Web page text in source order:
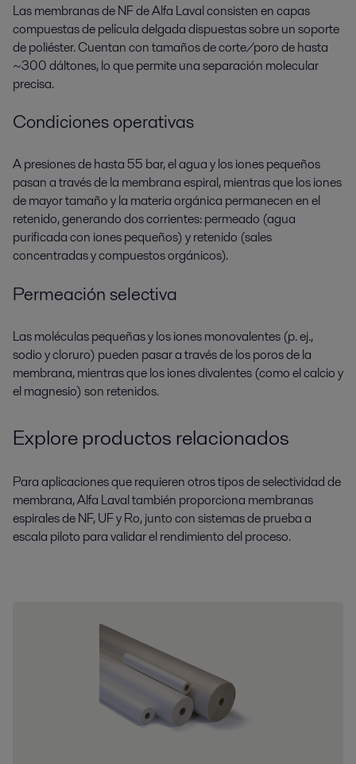
Las membranas de NF de Alfa Laval consisten en capas
compuestas de película delgada dispuestas sobre un soporte
de poliéster. Cuentan con tamaños de corte/poro de hasta
~300 dáltones, lo que permite una separación molecular
precisa.
Condiciones operativas
A presiones de hasta 55 bar, el agua y los iones pequeños
pasan a través de la membrana espiral, mientras que los iones
de mayor tamaño y la materia orgánica permanecen en el
retenido, generando dos corrientes: permeado (agua
purificada con iones pequeños) y retenido (sales
concentradas y compuestos orgánicos).
Permeación selectiva
Las moléculas pequeñas y los iones monovalentes (p. ej.,
sodio y cloruro) pueden pasar a través de los poros de la
membrana, mientras que los iones divalentes (como el calcio y
el magnesio) son retenidos.
Explore productos relacionados
Para aplicaciones que requieren otros tipos de selectividad de
membrana, Alfa Laval también proporciona membranas
espirales de NF, UF y Ro, junto con sistemas de prueba a
escala piloto para validar el rendimiento del proceso.